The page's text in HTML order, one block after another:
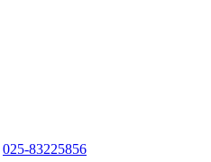
025-83225856